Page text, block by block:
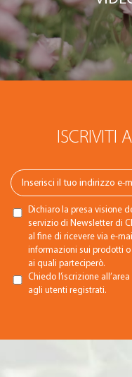
ISCRIVITI
Dichiaro la presa visione
servizio di Newsletter di
al fine di ricevere via e-
informazioni sui prodotti
ai quali parteciperò.
Chiedo l’iscrizione
agli utenti registrati.